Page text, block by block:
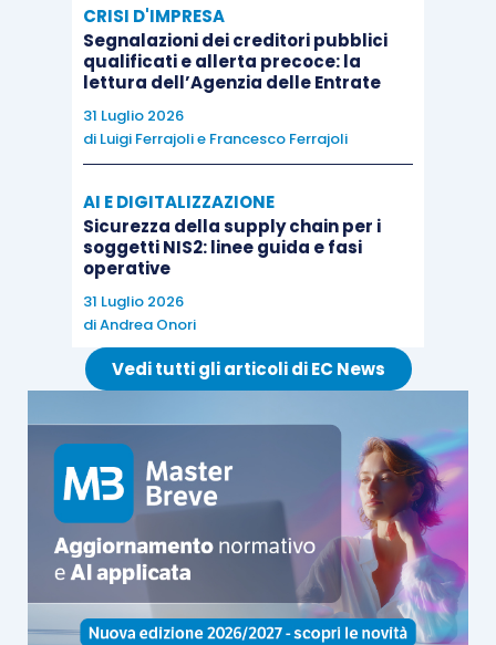
CRISI D'IMPRESA
Segnalazioni dei creditori pubblici
qualificati e allerta precoce: la
lettura dell’Agenzia delle Entrate
31 Luglio 2026
di Luigi Ferrajolie Francesco Ferrajoli
AI E DIGITALIZZAZIONE
Sicurezza della supply chain per i
soggetti NIS2: linee guida e fasi
operative
31 Luglio 2026
diAndrea Onori
Vedi tutti gli articoli di EC News